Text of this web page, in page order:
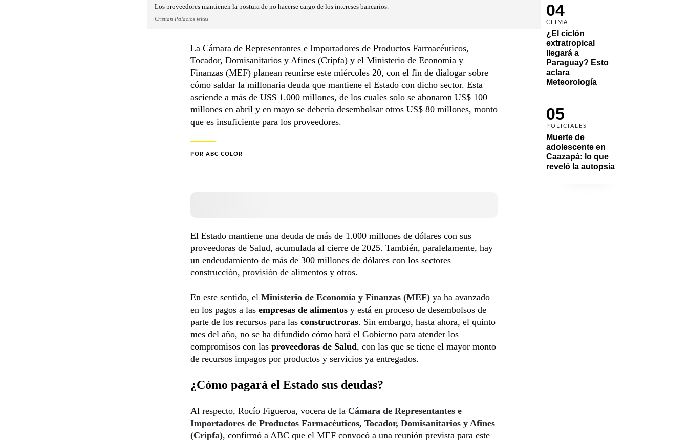
04
CLIMA
¿El ciclón
extratropical
llegará a
Paraguay? Esto
aclara
Meteorología
05
POLICIALES
Muerte de
adolescente en
Caazapá: lo que
reveló la autopsia
Los proveedores mantienen la postura de no hacerse cargo de los intereses bancarios.
Cristian Palacios feltes
La Cámara de Representantes e Importadores de Productos Farmacéuticos,
Tocador, Domisanitarios y Afines (Cripfa) y el Ministerio de Economía y
Finanzas (MEF) planean reunirse este miércoles 20, con el fin de dialogar sobre
cómo saldar la millonaria deuda que mantiene el Estado con dicho sector. Esta
asciende a más de US$ 1.000 millones, de los cuales solo se abonaron US$ 100
millones en abril y en mayo se debería desembolsar otros US$ 80 millones, monto
que es insuficiente para los proveedores.
POR ABC COLOR
El Estado mantiene una deuda de más de 1.000 millones de dólares con sus
proveedoras de Salud, acumulada al cierre de 2025. También, paralelamente, hay
un endeudamiento de más de 300 millones de dólares con los sectores
construcción, provisión de alimentos y otros.
En este sentido, el Ministerio de Economía y Finanzas (MEF) ya ha avanzado
en los pagos a las empresas de alimentos y está en proceso de desembolsos de
parte de los recursos para las constructroras. Sin embargo, hasta ahora, el quinto
mes del año, no se ha difundido cómo hará el Gobierno para atender los
compromisos con las proveedoras de Salud, con las que se tiene el mayor monto
de recursos impagos por productos y servicios ya entregados.
¿Cómo pagará el Estado sus deudas?
Al respecto, Rocío Figueroa, vocera de la Cámara de Representantes e
Importadores de Productos Farmacéuticos, Tocador, Domisanitarios y Afines
(Cripfa), confirmó a ABC que el MEF convocó a una reunión prevista para este